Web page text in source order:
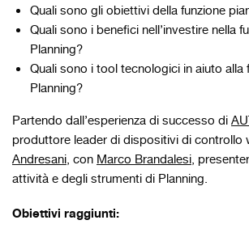
Quali sono gli obiettivi della funzione
Quali sono i benefici nell’investire nella
Planning?
Quali sono i tool tecnologici in aiuto alla
Planning?
Partendo dall’esperienza di successo di
produttore leader di dispositivi di controllo
Andresani, conMarco Brandalesi,
attività e degli strumenti di Planning.
Obiettivi raggiunti: